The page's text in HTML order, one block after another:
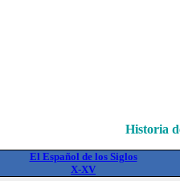
Historia
El Español de los Siglos
X-XV